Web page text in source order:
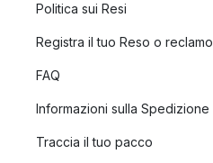
Politica sui Resi
Registra il tuo Reso o reclamo
FAQ
Informazioni sulla Spedizione
Traccia il tuo pacco